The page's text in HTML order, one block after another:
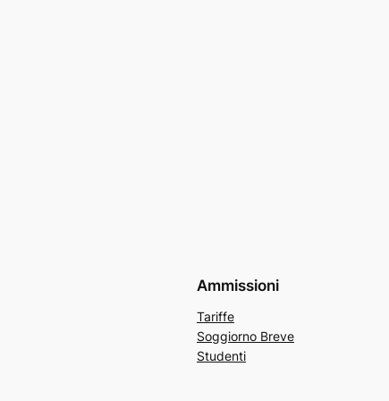
Ammissioni
Tariffe
Soggiorno Breve
Studenti